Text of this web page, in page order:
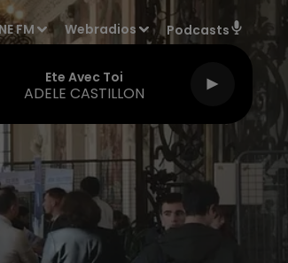
FM Webradios Podcasts
Ete Avec Toi
ADELE CASTILLON